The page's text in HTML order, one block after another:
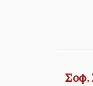
Σοφ.